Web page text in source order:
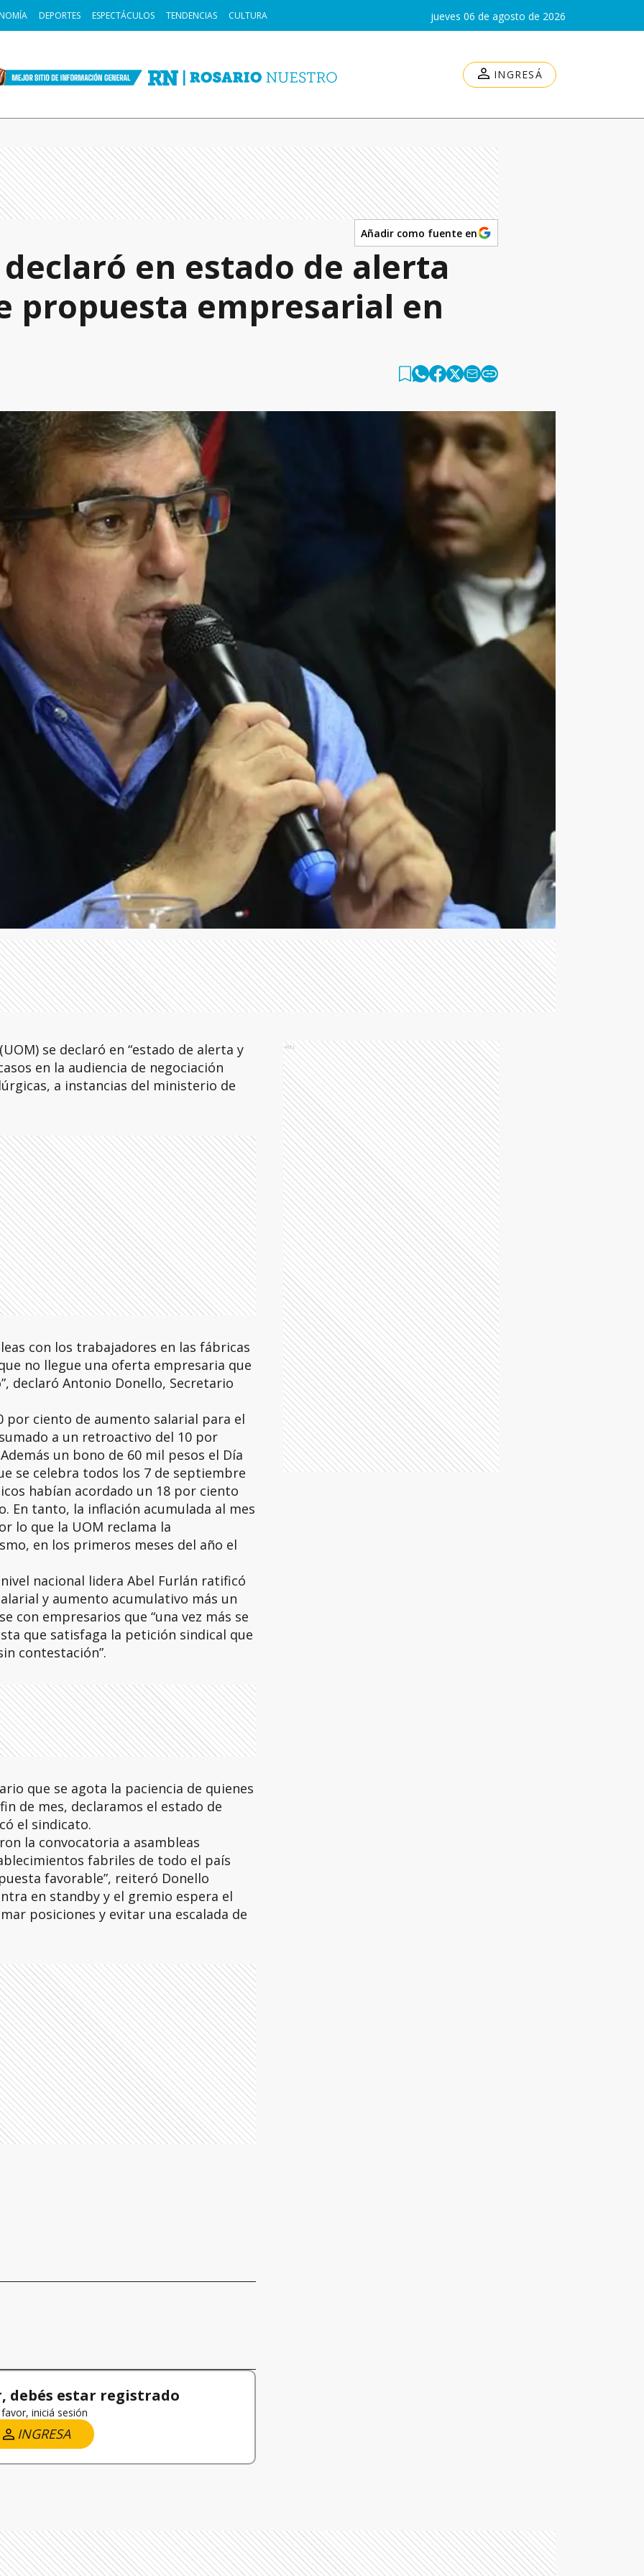
DEPORTES ESPECTÁCULOS TENDENCIAS CULTURA jueves 06 de agosto de 2026
INGRESÁ
Añadir como fuente en
declaró en estado de alerta
propuesta empresarial en
se declaró en “estado de alerta y
en la audiencia de negociación
a instancias del ministerio de
con los trabajadores en las fábricas
no llegue una oferta empresaria que
declaró Antonio Donello, Secretario
por ciento de aumento salarial para el
a un retroactivo del 10 por
un bono de 60 mil pesos el Día
se celebra todos los 7 de septiembre
habían acordado un 18 por ciento
En tanto, la inflación acumulada al mes
lo que la UOM reclama la
en los primeros meses del año el
nacional lidera Abel Furlán ratificó
y aumento acumulativo más un
con empresarios que “una vez más se
que satisfaga la petición sindical que
contestación”.
que se agota la paciencia de quienes
de mes, declaramos el estado de
el sindicato.
la convocatoria a asambleas
fabriles de todo el país
favorable”, reiteró Donello
en standby y el gremio espera el
posiciones y evitar una escalada de
debés estar registrado
iniciá sesión
INGRESA
Ads